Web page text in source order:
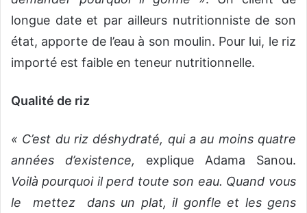
longue date et par ailleurs nutritionniste de son
état, apporte de l’eau à son moulin. Pour lui, le riz
importé est faible en teneur nutritionnelle.
Qualité de riz
« C’est du riz déshydraté, qui a au moins quatre
années d’existence, explique Adama Sanou.
Voilà pourquoi il perd toute son eau. Quand vous
le mettez dans un plat, il gonfle et les gens